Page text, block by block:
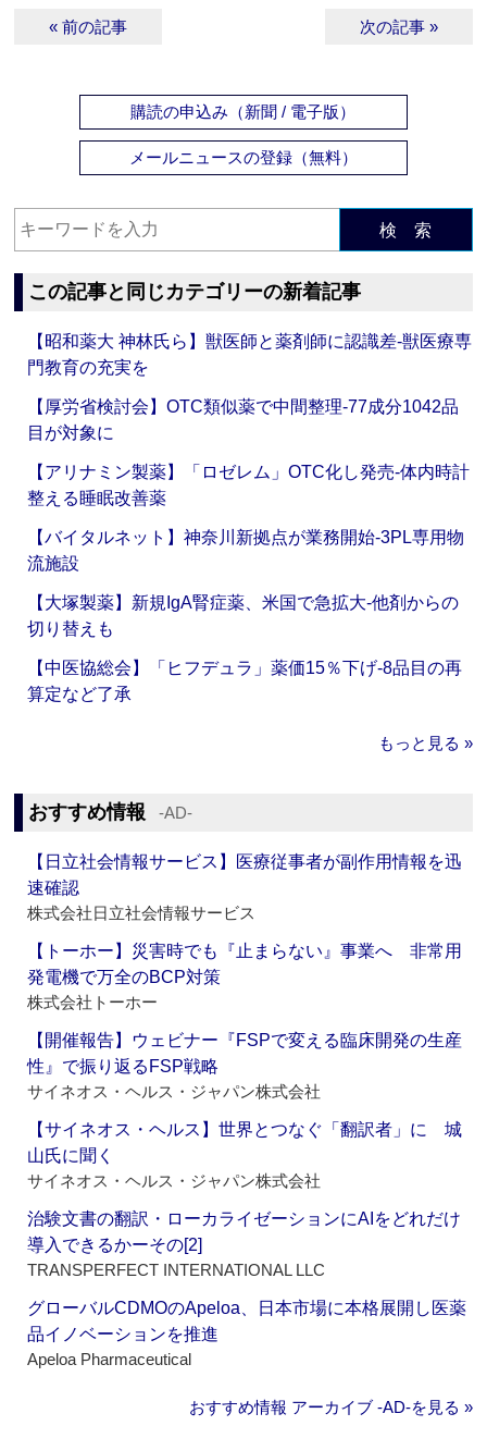
« 前の記事 次の記事 »
購読の申込み（新聞 / 電子版）
メールニュースの登録（無料）
検 索
この記事と同じカテゴリーの新着記事
【昭和薬大 神林氏ら】獣医師と薬剤師に認識差‐獣医療専
門教育の充実を
【厚労省検討会】OTC類似薬で中間整理‐77成分1042品
目が対象に
【アリナミン製薬】「ロゼレム」OTC化し発売‐体内時計
整える睡眠改善薬
【バイタルネット】神奈川新拠点が業務開始‐3PL専用物
流施設
【大塚製薬】新規IgA腎症薬、米国で急拡大‐他剤からの
切り替えも
【中医協総会】「ヒフデュラ」薬価15％下げ‐8品目の再
算定など了承
もっと見る »
おすすめ情報 ‐AD‐
【日立社会情報サービス】医療従事者が副作用情報を迅
速確認
株式会社日立社会情報サービス
【トーホー】災害時でも『止まらない』事業へ 非常用
発電機で万全のBCP対策
株式会社トーホー
【開催報告】ウェビナー『FSPで変える臨床開発の生産
性』で振り返るFSP戦略
サイネオス・ヘルス・ジャパン株式会社
【サイネオス・ヘルス】世界とつなぐ「翻訳者」に 城
山氏に聞く
サイネオス・ヘルス・ジャパン株式会社
治験文書の翻訳・ローカライゼーションにAIをどれだけ
導入できるかーその[2]
TRANSPERFECT INTERNATIONAL LLC
グローバルCDMOのApeloa、日本市場に本格展開し医薬
品イノベーションを推進
Apeloa Pharmaceutical
おすすめ情報 アーカイブ ‐AD‐を見る »